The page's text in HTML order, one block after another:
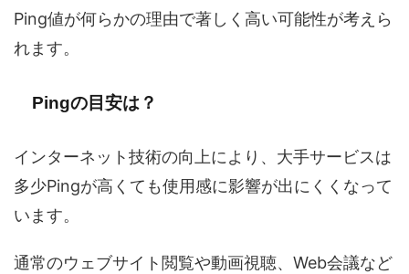
Ping値が何らかの理由で著しく高い可能性が考えら
れます。
Pingの目安は？
インターネット技術の向上により、大手サービスは
多少Pingが高くても使用感に影響が出にくくなって
います。
通常のウェブサイト閲覧や動画視聴、Web会議など